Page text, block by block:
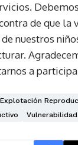
de que la
nuestros
a
Explotación